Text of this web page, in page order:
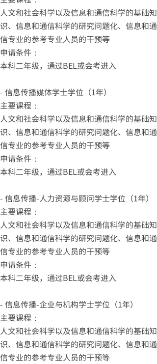
人文和社会科学以及信息和通信科学的基础知
识、信息和通信科学的研究问题化、信息和通
信专业的参考专业人员的干预等
申请条件：
本科二年级，通过BEL或会考进入
- 信息传播媒体学士学位（1年）
主要课程：
人文和社会科学以及信息和通信科学的基础知
识、信息和通信科学的研究问题化、信息和通
信专业的参考专业人员的干预等
申请条件：
本科二年级，通过BEL或会考进入
- 信息传播-人力资源与顾问学士学位（1年）
主要课程：
人文和社会科学以及信息和通信科学的基础知
识、信息和通信科学的研究问题化、信息和通
信专业的参考专业人员的干预等
申请条件：
本科二年级，通过BEL或会考进入
- 信息传播-企业与机构学士学位（1年）
主要课程：
人文和社会科学以及信息和通信科学的基础知
识、信息和通信科学的研究问题化、信息和通
信专业的参考专业人员的干预等